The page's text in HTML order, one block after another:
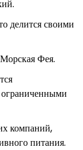
делится своими
Фея.
ограниченными
компаний,
питания.